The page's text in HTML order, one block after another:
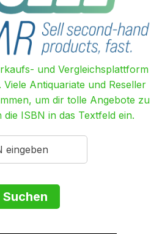
und Vergleichsplattform
Antiquariate und Reseller
um dir tolle Angebote zu
die ISBN in das Textfeld ein.